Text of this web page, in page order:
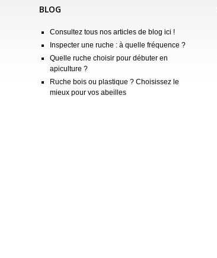
BLOG
Consultez tous nos articles de blog ici !
Inspecter une ruche : à quelle fréquence ?
Quelle ruche choisir pour débuter en
apiculture ?
Ruche bois ou plastique ? Choisissez le
mieux pour vos abeilles